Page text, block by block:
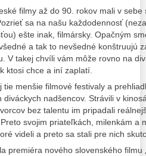
filmy až do 90. rokov mali v
sa na našu každodennosť
ešte inak, filmársky. Opačným
a tak to nevšedné konštruujú
V takej chvíli vám môže rovno na
ktosi chce a iní zaplatí.
menšie filmové festivaly a
diváckych nadšencov. Strávili v
bez talentu im pripadali
svojim priateľkách, milenkám a
videli a preto sa stali pre nich
premiéra nového slovenského filmu